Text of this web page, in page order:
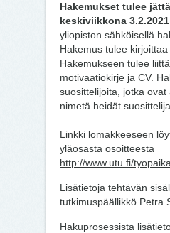
Hakemukset tulee
keskiviikkona
yliopiston sähköisellä
Hakemus tulee kirjoittaa
Hakemukseen tulee
motivaatiokirje ja CV.
suosittelijoita, jotka ovat
nimetä heidät
Linkki lomakkeeseen
yläosasta osoitteesta
http://www.utu.fi/
Lisätietoja tehtävän
tutkimuspäällikkö Petra
Hakuprosessista